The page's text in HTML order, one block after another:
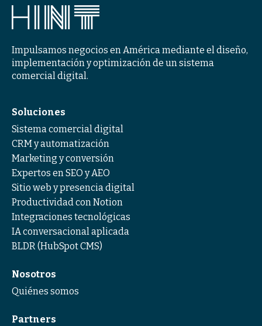
Impulsamos negocios en América mediante el diseño,
implementación y optimización de un sistema
comercial digital.
Soluciones
Sistema comercial digital
CRM y automatización
Marketing y conversión
Expertos en SEO y AEO
Sitio web y presencia digital
Productividad con Notion
Integraciones tecnológicas
IA conversacional aplicada
BLDR (HubSpot CMS)
Nosotros
Quiénes somos
Partners